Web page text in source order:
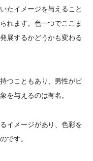
たイメージを与えること
れます。色一つでここま
展するかどうかも変わる
つこともあり、男性がピ
を与えるのは有名。
イメージがあり、色彩を
です。